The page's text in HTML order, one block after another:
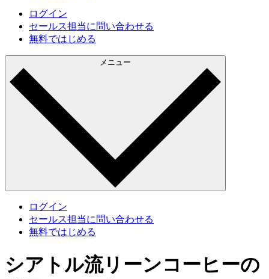
ログイン
セールス担当に問い合わせる
無料ではじめる
メニュー
ログイン
セールス担当に問い合わせる
無料ではじめる
シアトル流リーンコーヒーの